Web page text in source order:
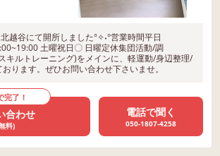
越谷にて開所しました°✧˖°営業時間平日
土曜祝日〇 日曜定休集団活動/調
キルトレーニング)をメインに、軽運動/身辺整理/
ります。ぜひお問い合わせ下さいませ。
完了！
合わせ
料)
電話で聞く
050-1807-4258